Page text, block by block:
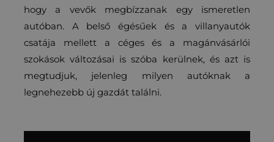
hogy a vevők megbízzanak egy ismeretlen
autóban. A belső égésűek és a villanyautók
csatája mellett a céges és a magánvásárlói
szokások változásai is szóba kerülnek, és azt is
megtudjuk, jelenleg milyen autóknak a
legnehezebb új gazdát találni.